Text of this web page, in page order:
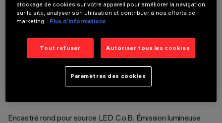
DONNÉES TECHNIQUES
DERNIÈRE MISE À JOUR: 01/08/2026
Encastré rond pour source LED C.o.B. Émission lumineuse
stockage de cookies sur votre appareil pour améliorer la navigation
sur le site, analyser son utilisation et contribuer à nos efforts de
marketing.
Plus d’informations
Tout refuser Autoriser tous les cookies
Paramètres des cookies